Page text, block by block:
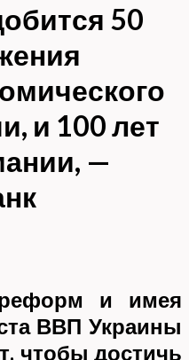
50
и 100 лет
—
и имея
ВВП Украины
чтобы достичь